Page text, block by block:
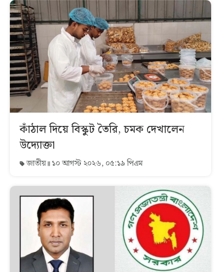
কাঁঠাল দিয়ে বিস্কুট তৈরি, চমক দেখালেন
উদ্যোক্তা
জাতীয় ১০ আগস্ট ২০২৬, ০৫:১৯ পিএম